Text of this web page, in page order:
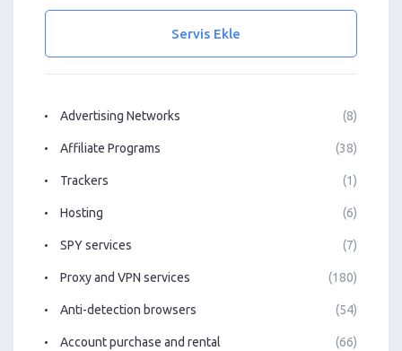
Servis Ekle
Advertising Networks (8)
Affiliate Programs (38)
Trackers (1)
Hosting (6)
SPY services (7)
Proxy and VPN services (180)
Anti-detection browsers (54)
Account purchase and rental (66)